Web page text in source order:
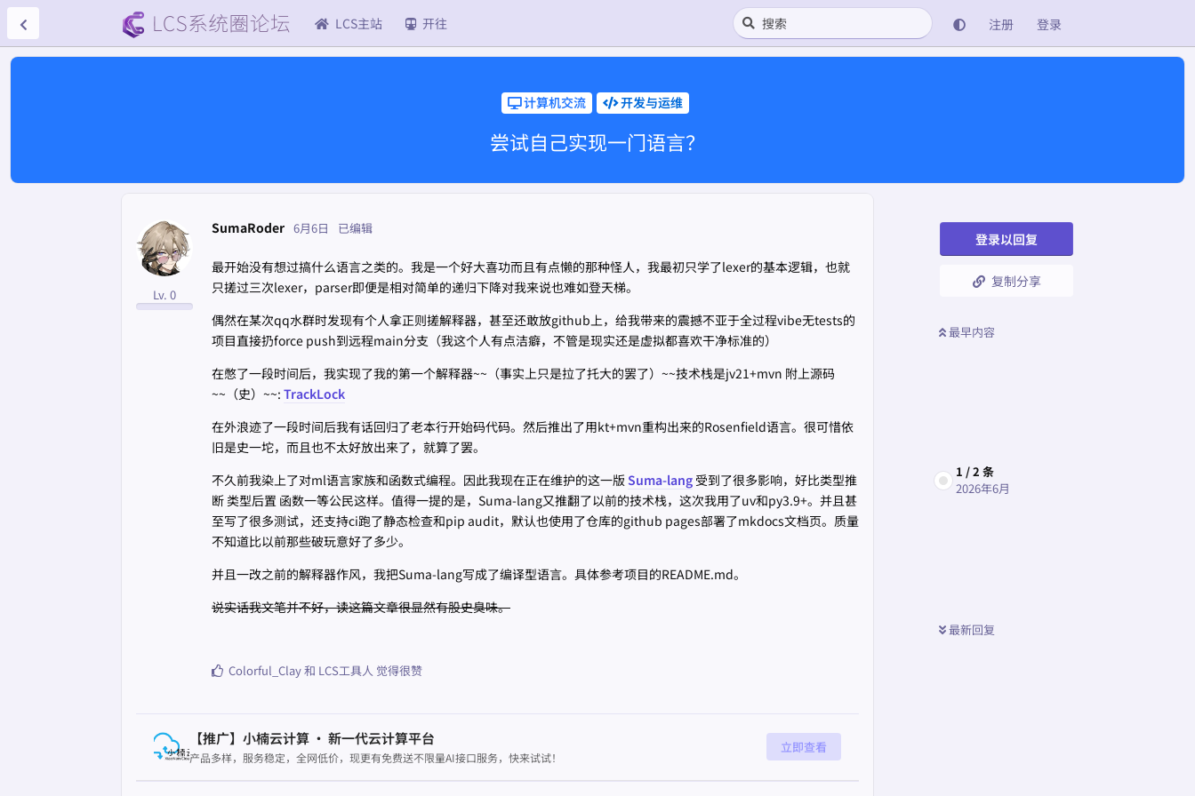
LCS主站 开往 注册 登录
计算机交流 开发与运维
尝试自己实现一门语言？
登录以回复
复制分享
最早内容
1 /2 条
2026年6月
最新回复
SumaRoder
Lv. 0
6月6日 已编辑
最开始没有想过搞什么语言之类的。我是一个好大喜功而且有点懒的那种怪人，我最初只学了lexer的基本逻辑，也就
只搓过三次lexer，parser即便是相对简单的递归下降对我来说也难如登天梯。
偶然在某次qq水群时发现有个人拿正则搓解释器，甚至还敢放github上，给我带来的震撼不亚于全过程vibe无tests的
项目直接扔force push到远程main分支（我这个人有点洁癖，不管是现实还是虚拟都喜欢干净标准的）
在憋了一段时间后，我实现了我的第一个解释器~~（事实上只是拉了托大的罢了）~~技术栈是jv21+mvn 附上源码
~~（史）~~: TrackLock
在外浪迹了一段时间后我有话回归了老本行开始码代码。然后推出了用kt+mvn重构出来的Rosenfield语言。很可惜依
旧是史一坨，而且也不太好放出来了，就算了罢。
不久前我染上了对ml语言家族和函数式编程。因此我现在正在维护的这一版 Suma-lang 受到了很多影响，好比类型推
断 类型后置 函数一等公民这样。值得一提的是，Suma-lang又推翻了以前的技术栈，这次我用了uv和py3.9+。并且甚
至写了很多测试，还支持ci跑了静态检查和pip audit，默认也使用了仓库的github pages部署了mkdocs文档页。质量
不知道比以前那些破玩意好了多少。
并且一改之前的解释器作风，我把Suma-lang写成了编译型语言。具体参考项目的README.md。
说实话我文笔并不好，读这篇文章很显然有股史臭味。
Colorful_Clay和 LCS工具人 觉得很赞
【推广】小楠云计算 · 新一代云计算平台
产品多样，服务稳定，全网低价，现更有免费送不限量AI接口服务，快来试试！
立即查看